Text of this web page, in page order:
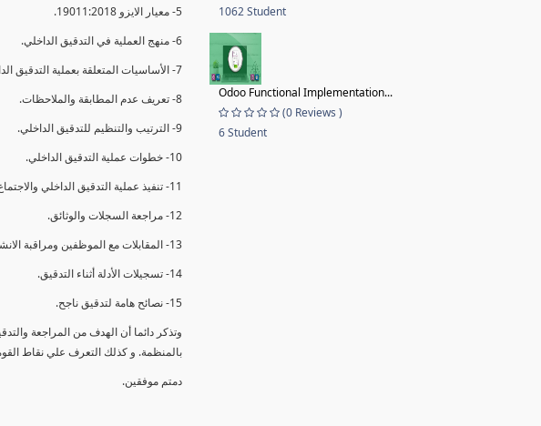
5- معيار الايزو 19011:2018.
6- منهج العملية في التدقيق الداخلي.
7- الأساسيات المتعلقة بعملية التدقيق الداخلي.
8- تعريف عدم المطابقة والملاحظات.
9- الترتيب والتنظيم للتدقيق الداخلي.
10- خطوات عملية التدقيق الداخلي.
11- تنفيذ عملية التدقيق الداخلي والاجتماع الافتتاحي.
12- مراجعة السجلات والوثائق.
13- المقابلات مع الموظفين ومراقبة الانشطة والمرافق.
14- تسجيلات الأدلة أثناء التدقيق.
15- نصائح هامة لتدقيق ناجح.
وتذكر دائما أن الهدف من المراجعة
بالمنظمة. و كذلك التعرف علي نقاط
دمتم موفقين.
1062 Student
Odoo Functional Implementation...
(0 Reviews )
6 Student